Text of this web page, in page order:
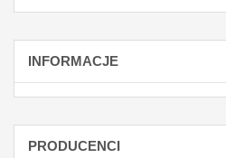
INFORMACJE
PRODUCENCI